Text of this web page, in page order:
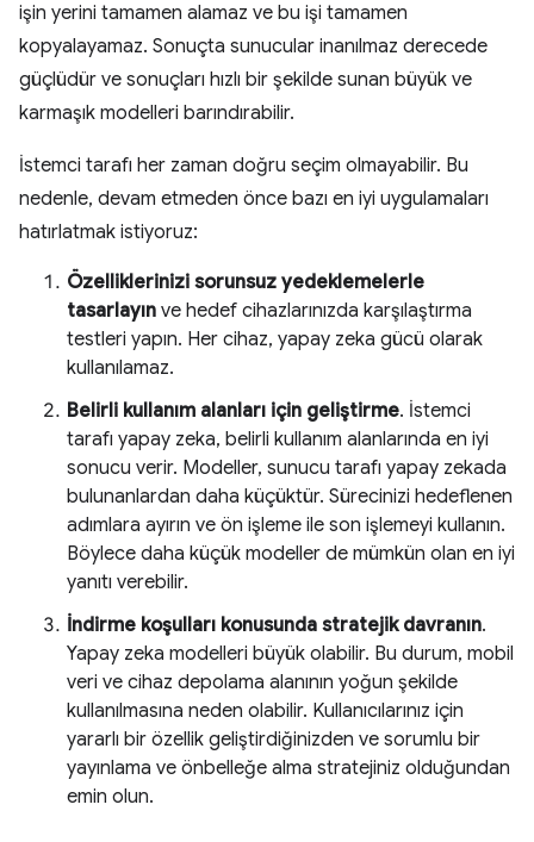
işin yerini tamamen alamaz ve bu işi tamamen
kopyalayamaz. Sonuçta sunucular inanılmaz derecede
güçlüdür ve sonuçları hızlı bir şekilde sunan büyük ve
karmaşık modelleri barındırabilir.
İstemci tarafı her zaman doğru seçim olmayabilir. Bu
nedenle, devam etmeden önce bazı en iyi uygulamaları
hatırlatmak istiyoruz:
Özelliklerinizi sorunsuz yedeklemelerle
tasarlayın ve hedef cihazlarınızda karşılaştırma
testleri yapın. Her cihaz, yapay zeka gücü olarak
kullanılamaz.
Belirli kullanım alanları için geliştirme. İstemci
tarafı yapay zeka, belirli kullanım alanlarında en iyi
sonucu verir. Modeller, sunucu tarafı yapay zekada
bulunanlardan daha küçüktür. Sürecinizi hedeflenen
adımlara ayırın ve ön işleme ile son işlemeyi kullanın.
Böylece daha küçük modeller de mümkün olan en iyi
yanıtı verebilir.
İndirme koşulları konusunda stratejik davranın.
Yapay zeka modelleri büyük olabilir. Bu durum, mobil
veri ve cihaz depolama alanının yoğun şekilde
kullanılmasına neden olabilir. Kullanıcılarınız için
yararlı bir özellik geliştirdiğinizden ve sorumlu bir
yayınlama ve önbelleğe alma stratejiniz olduğundan
emin olun.